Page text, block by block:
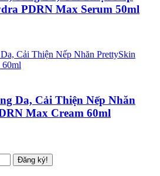
PDRN Max Serum 50ml
Da, Cải Thiện Nếp Nhăn
Max Cream 60ml
Đăng ký!